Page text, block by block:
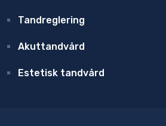
Tandreglering
Akuttandvård
Estetisk tandvård